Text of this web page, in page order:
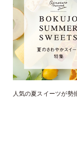
人気の夏スイーツが勢